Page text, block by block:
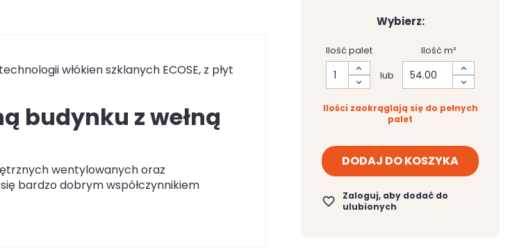
włókien szklanych ECOSE, z płyt
budynku z wełną
wentylowanych oraz
bardzo dobrym współczynnikiem
Wybierz:
Ilość palet
lub
Ilość m²
Ilości zaokrąglają się do pełnych
palet
DODAJ DO KOSZYKA
favorite_border
Zaloguj, aby dodać do
ulubionych